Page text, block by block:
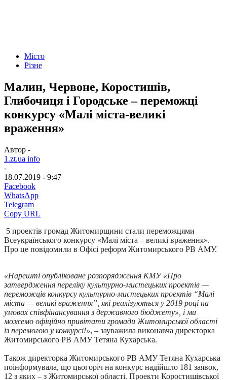
Місто
Різне
Малин, Червоне, Коростишів,
Глибочиця і Городське – переможці
конкурсу «Малі міста-великі
враження»
Автор -
1.zt.ua info
-
18.07.2019 - 9:47
Facebook
WhatsApp
Telegram
Copy URL
5 проектів громад Житомирщини стали переможцями
Всеукраїнського конкурсу «Малі міста – великі враження».
Про це повідомили в Офісі реформ Житомирського РВ АМУ.
«Нарешті опубліковане розпорядження КМУ «Про
затвердження переліку культурно-мистецьких проектів —
переможців конкурсу культурно-мистецьких проектів “Малі
міста — великі враження”, які реалізуються у 2019 році на
умовах співфінансування з державного бюджету», і ми
можемо офіційно привітати громади Житомирської області
із перемогою у конкурсі!», – зауважила виконавча директорка
Житомирського РВ АМУ Тетяна Кухарська.
Також директорка Житомирського РВ АМУ Тетяна Кухарська
поінформувала, що цьогоріч на конкурс надійшло 181 заявок,
12 з яких – з Житомирської області. Проекти Коростишівської